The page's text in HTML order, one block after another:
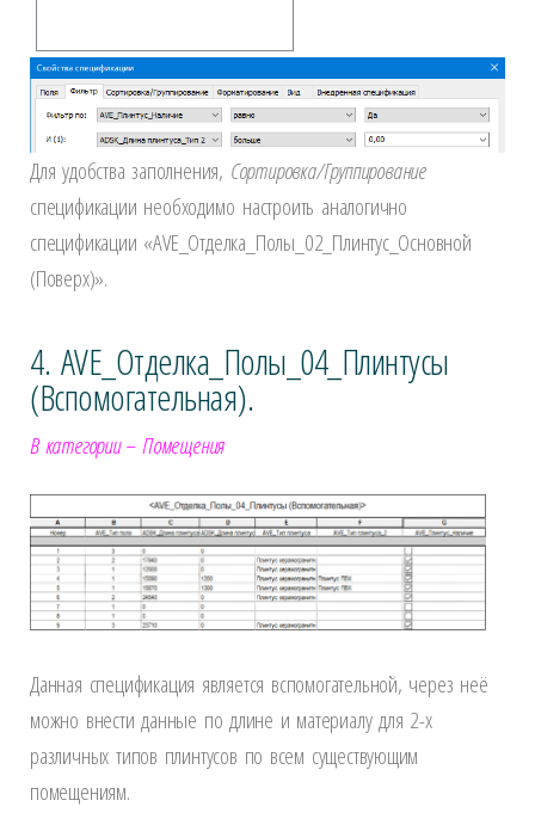
Для удобства заполнения, Сортировка/Группирование
спецификации необходимо настроить аналогично
спецификации «AVE_Отделка_Полы_02_Плинтус_Основной
(Поверх)».
4. AVE_Отделка_Полы_04_Плинтусы
(Вспомогательная).
В категории – Помещения
Данная спецификация является вспомогательной, через неё
можно внести данные по длине и материалу для 2-х
различных типов плинтусов по всем существующим
помещениям.